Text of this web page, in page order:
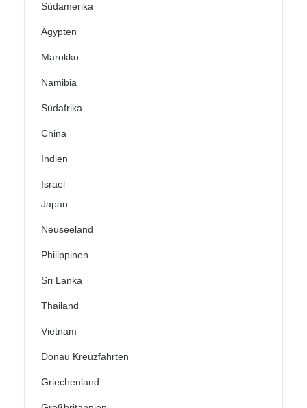
Südamerika
Ägypten
Marokko
Namibia
Südafrika
China
Indien
Israel
Japan
Neuseeland
Philippinen
Sri Lanka
Thailand
Vietnam
Donau Kreuzfahrten
Griechenland